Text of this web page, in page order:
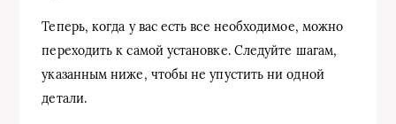
Теперь, когда у вас есть все необходимое, можно
переходить к самой установке. Следуйте шагам,
указанным ниже, чтобы не упустить ни одной
детали.